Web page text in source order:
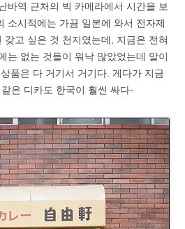
바역 근처의 빅 카메라에서 시간을 보
소시적에는 가끔 일본에 와서 전자제
갖고 싶은 것 천지였는데, 지금은 전혀
는 없는 것들이 워낙 많았었는데 말이
품은 다 거기서 거기다. 게다가 지금
은 디카도 한국이 훨씬 싸다-